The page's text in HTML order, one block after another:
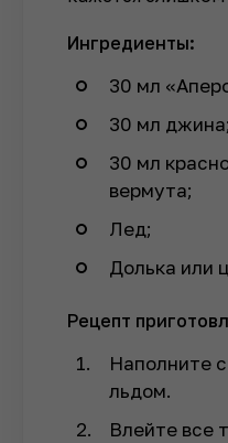
Ингредиенты:
30 мл
30 мл джина;
30 мл
вермута;
Лед;
Долька или
Рецепт
Наполните
льдом.
Влейте все